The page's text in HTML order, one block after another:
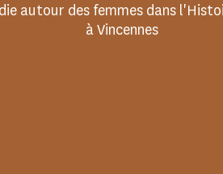
autour des femmes dans
à Vincennes